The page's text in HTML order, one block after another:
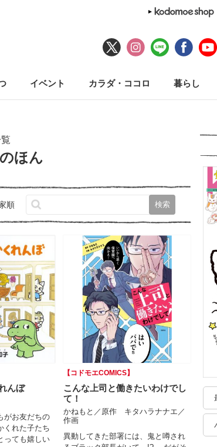
イベント カラダ・ココロ 暮らし
ほん
順
んぼ
がお友だちの
くれた子たち
っても嬉しい
【コドモエCOMICS】
こんな上司と働きたいわけでし
て！
かねもと／原作 キタハラナナエ／
作画
異動してきた部署には、鬼と噂され